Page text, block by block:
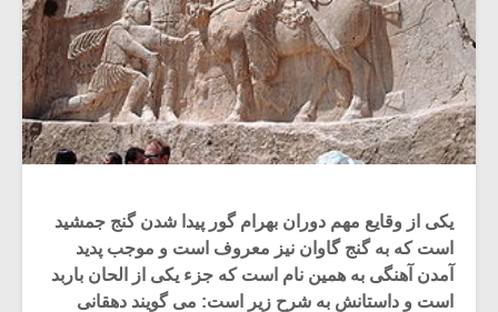
یکی از وقایع مهم دوران بهرام گور پیدا شدن گنج جمشید
است که به گنج گاوان نیز معروف است و موجب پدید
آمدن آهنگی به همین نام است که جزء یکی از الحان باربد
است و داستانش به شرح زیر است: می گویند دهقانی